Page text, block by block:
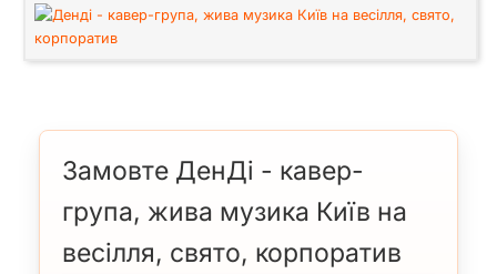
Замовте ДенДі - кавер-
група, жива музика Київ на
весілля, свято, корпоратив